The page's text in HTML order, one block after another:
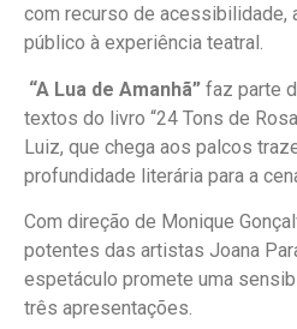
com recurso de acessibilidade,
público à experiência teatral.
“A Lua de Amanhã” faz parte
textos do livro “24 Tons de
Luiz, que chega aos palcos
profundidade literária para a
Com direção de Monique
potentes das artistas Joana
espetáculo promete uma
três apresentações.